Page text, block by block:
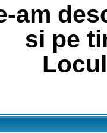
am
si pe